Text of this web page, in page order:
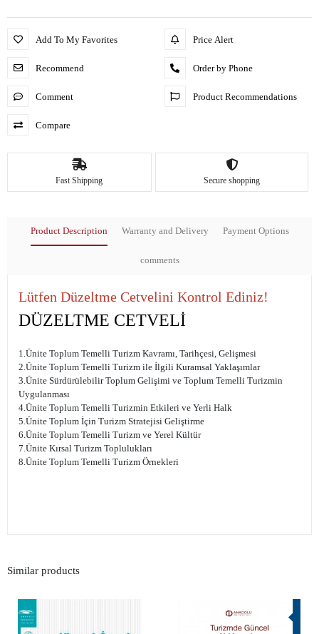
Add To My Favorites
Recommend
Comment
Compare
Price Alert
Order by Phone
Product Recommendations
Fast Shipping Secure shopping
Product Description Warranty and Delivery Payment Options
comments
Lütfen Düzeltme Cetvelini Kontrol Ediniz!
DÜZELTME CETVELİ
1.Ünite Toplum Temelli Turizm Kavramı, Tarihçesi, Gelişmesi
2.Ünite Toplum Temelli Turizm ile İlgili Kuramsal Yaklaşımlar
3.Ünite Sürdürülebilir Toplum Gelişimi ve Toplum Temelli Turizmin
Uygulanması
4.Ünite Toplum Temelli Turizmin Etkileri ve Yerli Halk
5.Ünite Toplum İçin Turizm Stratejisi Geliştirme
6.Ünite Toplum Temelli Turizm ve Yerel Kültür
7.Ünite Kırsal Turizm Toplulukları
8.Ünite Toplum Temelli Turizm Örnekleri
Similar products